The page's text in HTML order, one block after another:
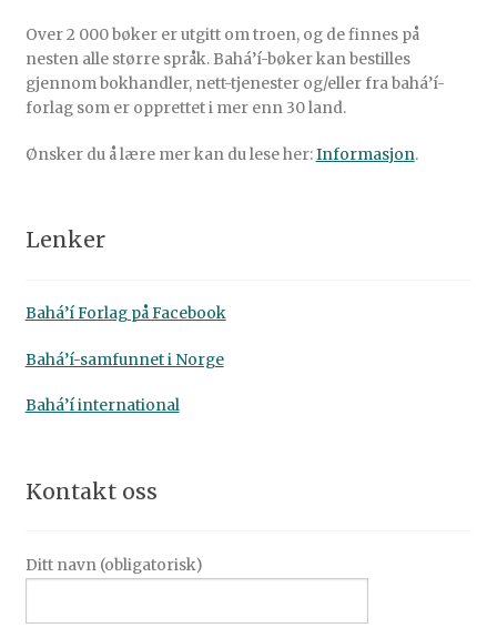
Over 2 000 bøker er utgitt om troen, og de finnes på
nesten alle større språk. Bahá’í-bøker kan bestilles
gjennom bokhandler, nett-tjenester og/eller fra bahá’í-
forlag som er opprettet i mer enn 30 land.
Ønsker du å lære mer kan du lese her:Informasjon.
Lenker
Bahá’í Forlag på Facebook
Bahá’í-samfunnet i Norge
Bahá’í international
Kontakt oss
Ditt navn (obligatorisk)